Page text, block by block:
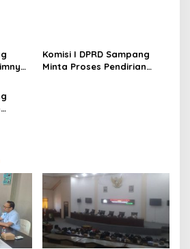
Komisi I DPRD Sampang
Minta Proses Pendirian